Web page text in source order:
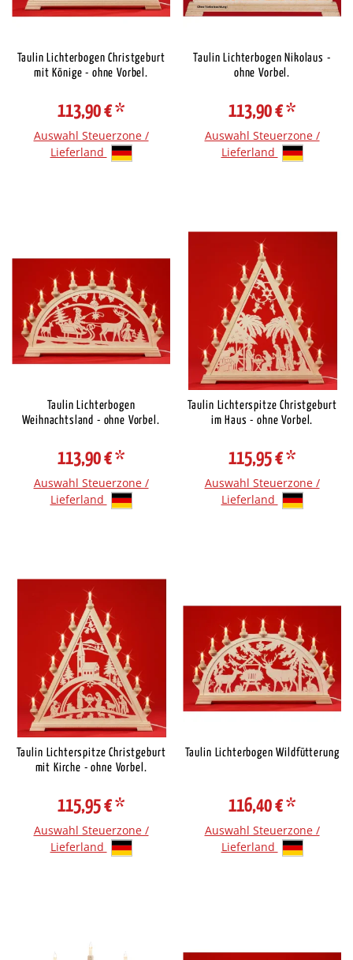
Taulin Lichterbogen Christgeburt
mit Könige - ohne Vorbel.
113,90 €*
Auswahl Steuerzone /
Lieferland
Taulin Lichterbogen Nikolaus -
ohne Vorbel.
113,90 €*
Auswahl Steuerzone /
Lieferland
Taulin Lichterbogen
Weihnachtsland - ohne Vorbel.
113,90 €*
Auswahl Steuerzone /
Lieferland
Taulin Lichterspitze Christgeburt
im Haus - ohne Vorbel.
115,95 €*
Auswahl Steuerzone /
Lieferland
Taulin Lichterspitze Christgeburt
mit Kirche - ohne Vorbel.
115,95 €*
Auswahl Steuerzone /
Lieferland
Taulin Lichterbogen Wildfütterung
116,40 €*
Auswahl Steuerzone /
Lieferland